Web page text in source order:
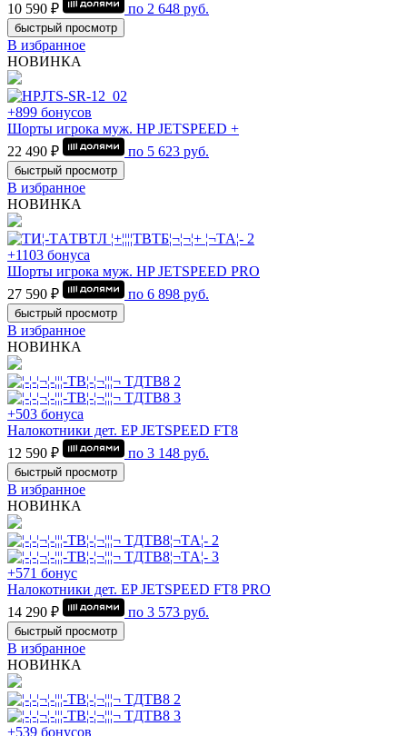
10 590 ₽
по 2 648 руб.
быстрый просмотр
В избранное
НОВИНКА
+899 бонусов
Шорты игрока муж. HP JETSPEED +
22 490 ₽
по 5 623 руб.
быстрый просмотр
В избранное
НОВИНКА
+1103 бонуса
Шорты игрока муж. HP JETSPEED PRO
27 590 ₽
по 6 898 руб.
быстрый просмотр
В избранное
НОВИНКА
+503 бонуса
Налокотники дет. EP JETSPEED FT8
12 590 ₽
по 3 148 руб.
быстрый просмотр
В избранное
НОВИНКА
+571 бонус
Налокотники дет. EP JETSPEED FT8 PRO
14 290 ₽
по 3 573 руб.
быстрый просмотр
В избранное
НОВИНКА
+539 бонусов